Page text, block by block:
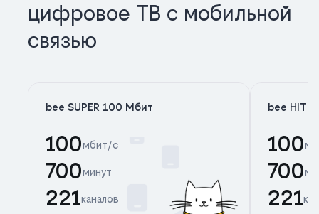
цифровое ТВ с мобильной
связью
bee SUPER 100 Мбит
100мбит/с
700минут
221каналов
bee HIT
100
700
221